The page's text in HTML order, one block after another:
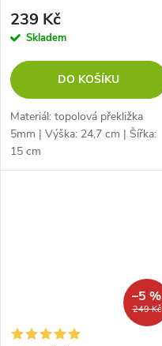
239 Kč
Skladem
DO KOŠÍKU
Materiál: topolová překližka
5mm | Výška: 24,7 cm | Šířka:
15 cm
249 Kč
–5 %